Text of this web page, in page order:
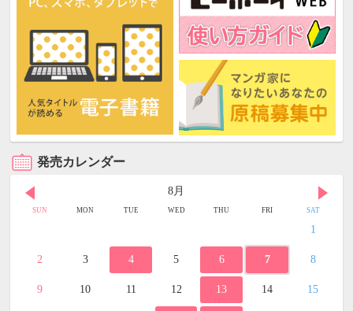
発売カレンダー
8月
SUN MON TUE WED THU FRI SAT
1
2 3 4 5 6 7 8
9 10 11 12 13 14 15